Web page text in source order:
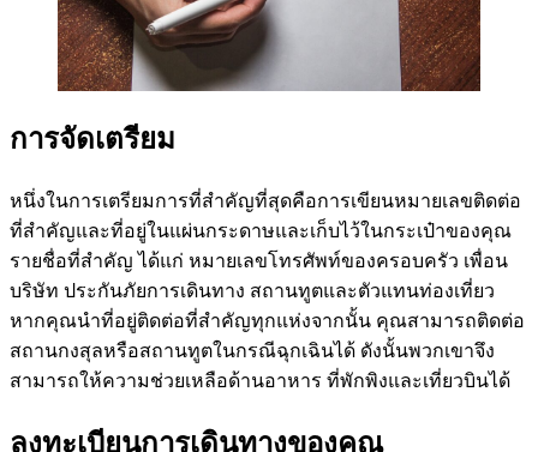
การจัดเตรียม
หนึ่งในการเตรียมการที่สำคัญที่สุดคือการเขียนหมายเลขติดต่อ
ที่สำคัญและที่อยู่ในแผ่นกระดาษและเก็บไว้ในกระเป๋าของคุณ
รายชื่อที่สำคัญ ได้แก่ หมายเลขโทรศัพท์ของครอบครัว เพื่อน
บริษัท ประกันภัยการเดินทาง สถานทูตและตัวแทนท่องเที่ยว
หากคุณนำที่อยู่ติดต่อที่สำคัญทุกแห่งจากนั้น คุณสามารถติดต่อ
สถานกงสุลหรือสถานทูตในกรณีฉุกเฉินได้ ดังนั้นพวกเขาจึง
สามารถให้ความช่วยเหลือด้านอาหาร ที่พักพิงและเที่ยวบินได้
ลงทะเบียนการเดินทางของคุณ